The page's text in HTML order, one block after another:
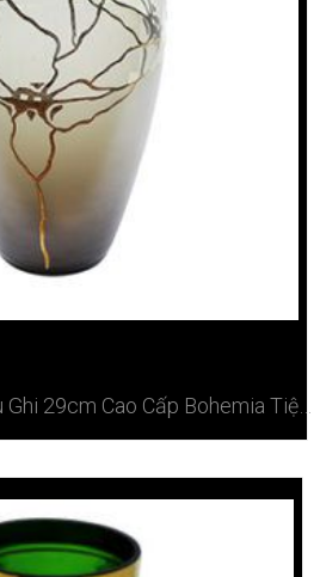
Bình Hoa Pha Lê Màu Ghi 29cm Cao Cấp Bohemia Tiệp Ở Hà Nội